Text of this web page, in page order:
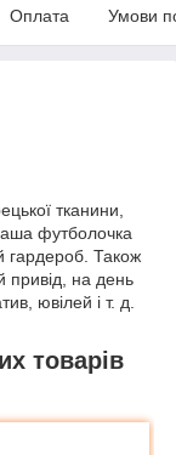
Оплата Умови
тканини,
футболочка
гардероб. Також
привід, на день
ювілей і т. д.
товарів